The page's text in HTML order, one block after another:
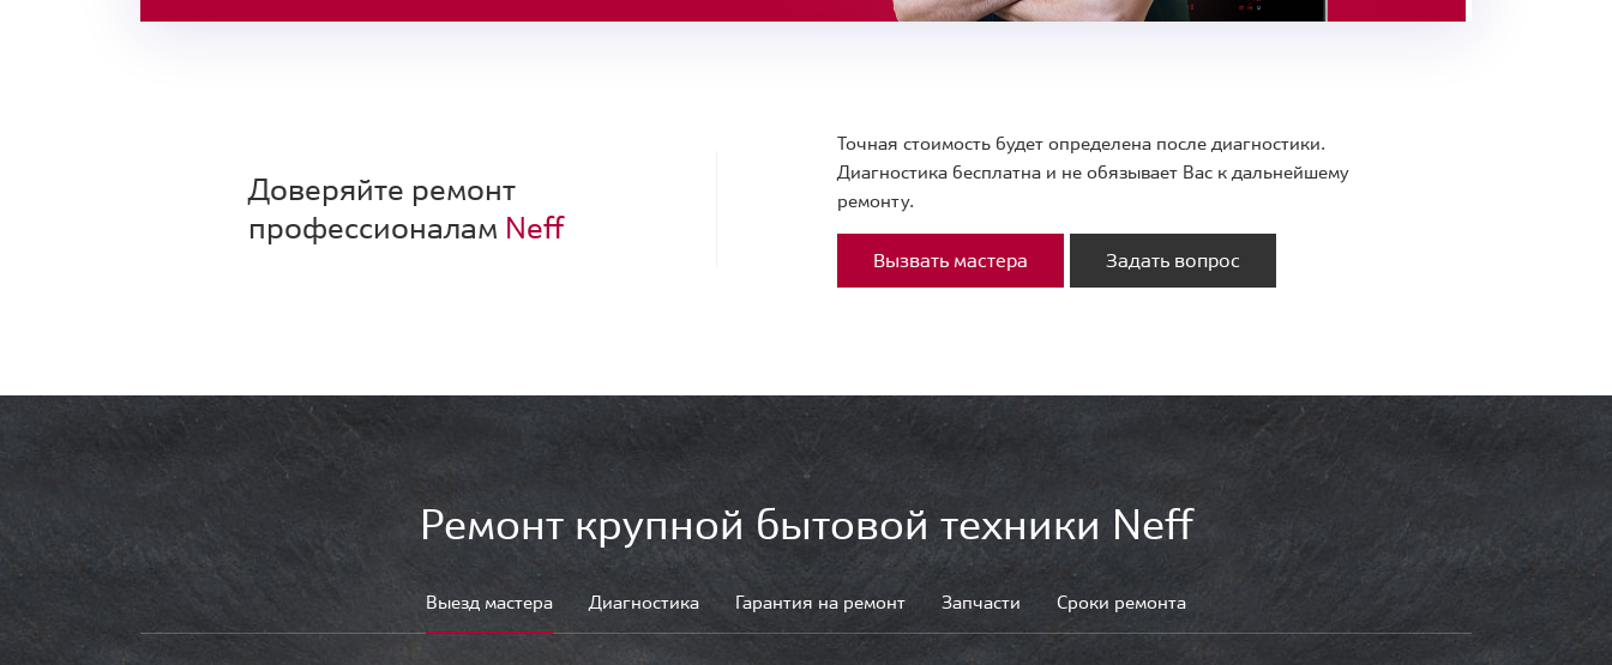
Доверяйте ремонт
профессионалам Neff
Точная стоимость будет определена после диагностики.
Диагностика бесплатна и не обязывает Вас к дальнейшему
ремонту.
Вызвать мастера Задать вопрос
Ремонт крупной бытовой техники Neff
Выезд мастера Диагностика Гарантия на ремонт Запчасти Сроки ремонта